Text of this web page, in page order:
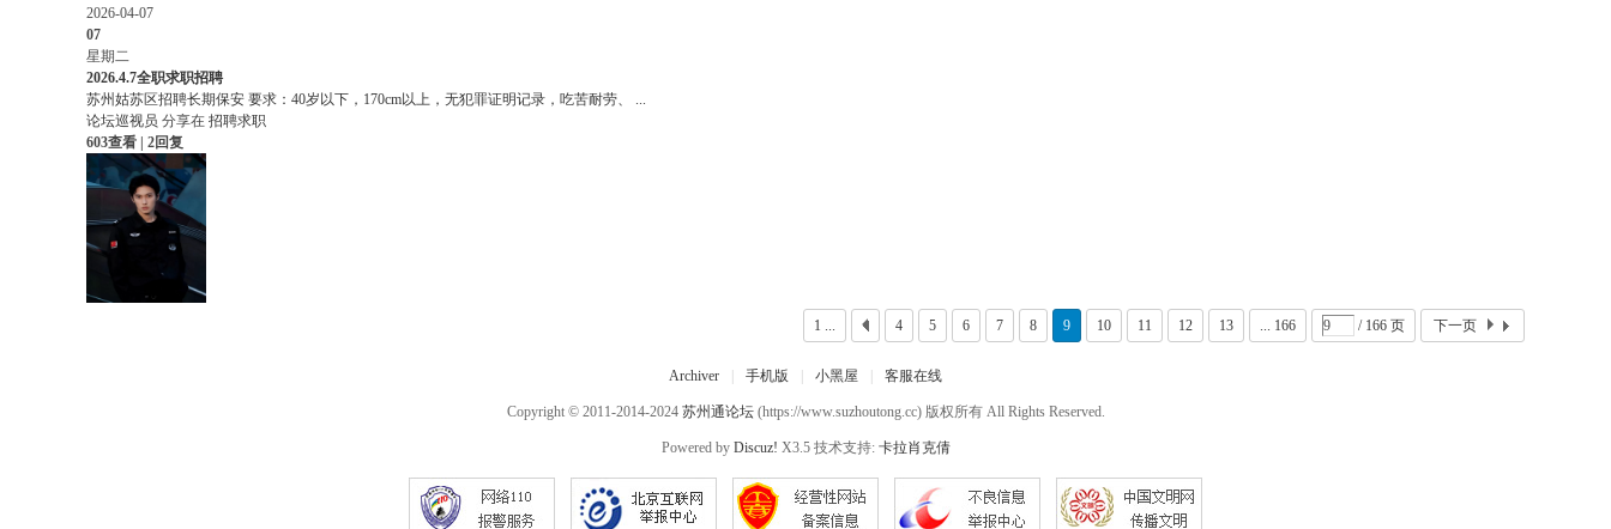
2026-04-07
07
星期二
2026.4.7全职求职招聘
苏州姑苏区招聘长期保安 要求：40岁以下，170cm以上，无犯罪证明记录，吃苦耐劳、 ...
论坛巡视员 分享在 招聘求职
603查看 | 2回复
1 ... 4 5 6 7 8 9 10 11 12 13 ... 166 / 166 页 下一页
Archiver 手机版 小黑屋 客服在线
Copyright © 2011-2014-2024 苏州通论坛(https://www.suzhoutong.cc) 版权所有 All Rights Reserved.
Powered by Discuz! X3.5 技术支持: 卡拉肖克倩